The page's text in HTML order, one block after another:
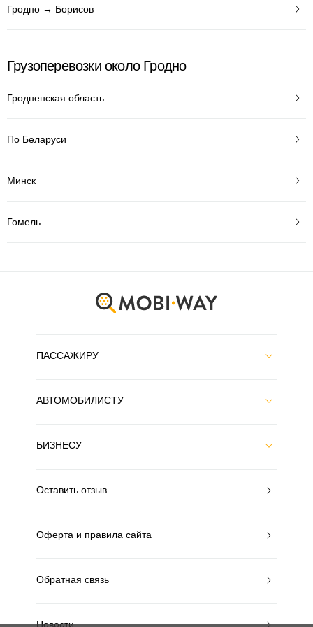
Гродно → Борисов
Грузоперевозки около Гродно
Гродненская область
По Беларуси
Минск
Гомель
ПАССАЖИРУ
АВТОМОБИЛИСТУ
БИЗНЕСУ
Оставить отзыв
Оферта и правила сайта
Обратная связь
Новости